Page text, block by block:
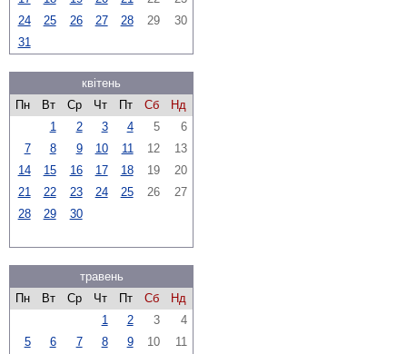
24
25 26 27 28 29
30
31
квітень
Пн
Вт Ср Чт Пт Сб
Нд
1
2 3 4 5
6
7
8 9 10 11 12
13
14
15 16 17 18 19
20
21
22 23 24 25 26
27
28
29 30
травень
Пн
Вт Ср Чт Пт Сб
Нд
1
2 3
4
5
6 7 8 9 10 11